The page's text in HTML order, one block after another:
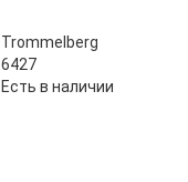
Trommelberg
6427
Есть в наличии